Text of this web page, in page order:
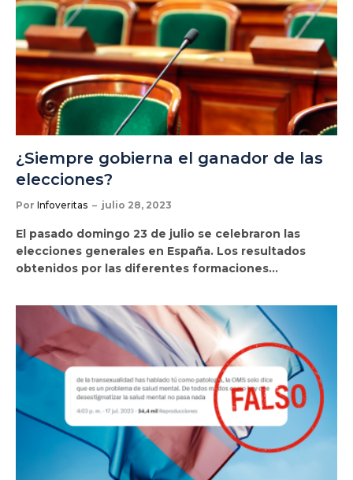
¿Siempre gobierna el ganador de las
elecciones?
Por Infoveritas julio 28, 2023
El pasado domingo 23 de julio se celebraron las
elecciones generales en España. Los resultados
obtenidos por las diferentes formaciones…